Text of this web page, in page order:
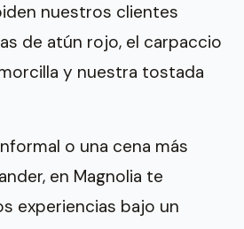
nuestros clientes
de atún rojo, el carpaccio
y nuestra tostada
o una cena más
en Magnolia te
experiencias bajo un